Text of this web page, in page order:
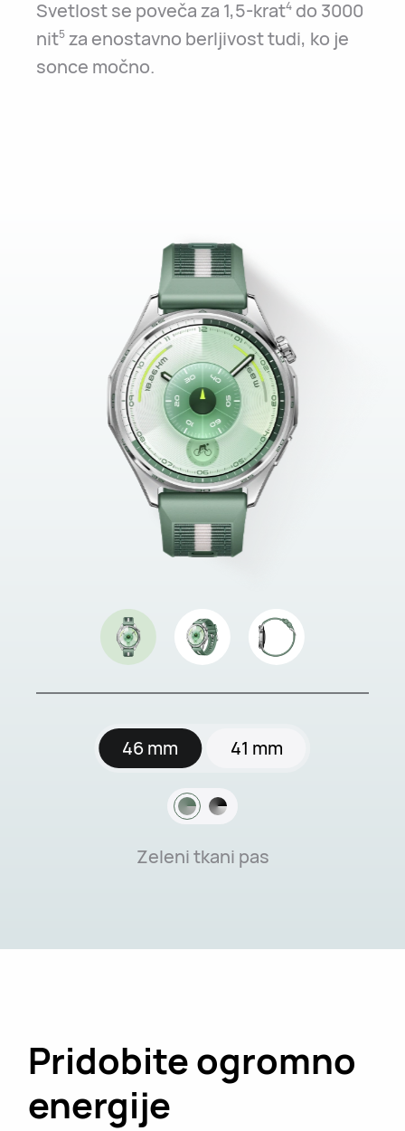
Svetlost se poveča za 1,5-krat4do 3000
nit5za enostavno berljivost tudi, ko je
sonce močno.
Zeleni tkani pas
46 mm 41 mm
Pridobite ogromno
energije